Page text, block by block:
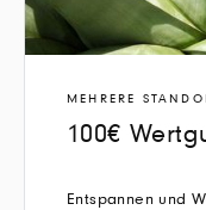
MEHRERE
100€
Entspannen und